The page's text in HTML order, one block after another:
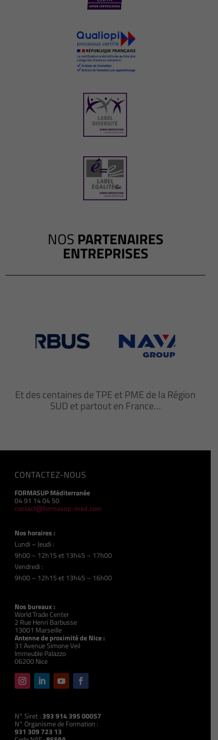
NOS PARTENAIRES
ENTREPRISES
Et des centaines de TPE et PME de la Région
SUD et partout en France…
CONTACTEZ-NOUS
FORMASUP Méditerranée
04 91 14 04 50
contact@formasup-med.com
Nos horaires :
Lundi – Jeudi :
9h00 – 12h15 et 13h45 – 17h00
Vendredi :
9h00 – 12h15 et 13h45 – 16h00
Nos bureaux :
World Trade Center
2 Rue Henri Barbusse
13001 Marseille
Antenne de proximité de Nice :
31 Avenue Simone Veil
Immeuble Palazzo
06200 Nice
N° Siret : 393 914 395 00057
N° Organisme de Formation :
931 309 723 13